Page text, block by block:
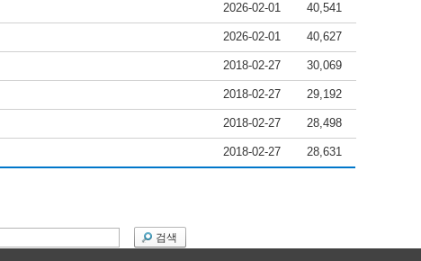
2026-02-01 40,541
2026-02-01 40,627
2018-02-27 30,069
2018-02-27 29,192
2018-02-27 28,498
2018-02-27 28,631
검색